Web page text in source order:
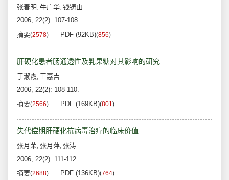
张春明 , 牛广华, 钱铸山
2006, 22(2): 107-108.
摘要(2578) PDF (92KB)(856)
肝硬化患者肠通透性及乳果糖对其影响的研究
于淑霞, 王惠吉
2006, 22(2): 108-110.
摘要(2566) PDF (169KB)(801)
失代偿期肝硬化抗病毒治疗的临床价值
张月荣, 张月萍, 张涛
2006, 22(2): 111-112.
摘要(2688) PDF (136KB)(764)